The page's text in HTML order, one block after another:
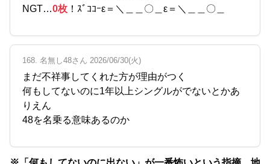
NGT…0枚 ！ｽﾞｺｺｰε＝＼＿＿〇＿ε＝＼＿＿〇＿
168. 名無し48さん 2026/06/30(火)
まだ不祥事してくれた方が理由がつく
何もしてないのに1年以上シングルがでないとかあ
りえん
48を名乗る意味あるのか